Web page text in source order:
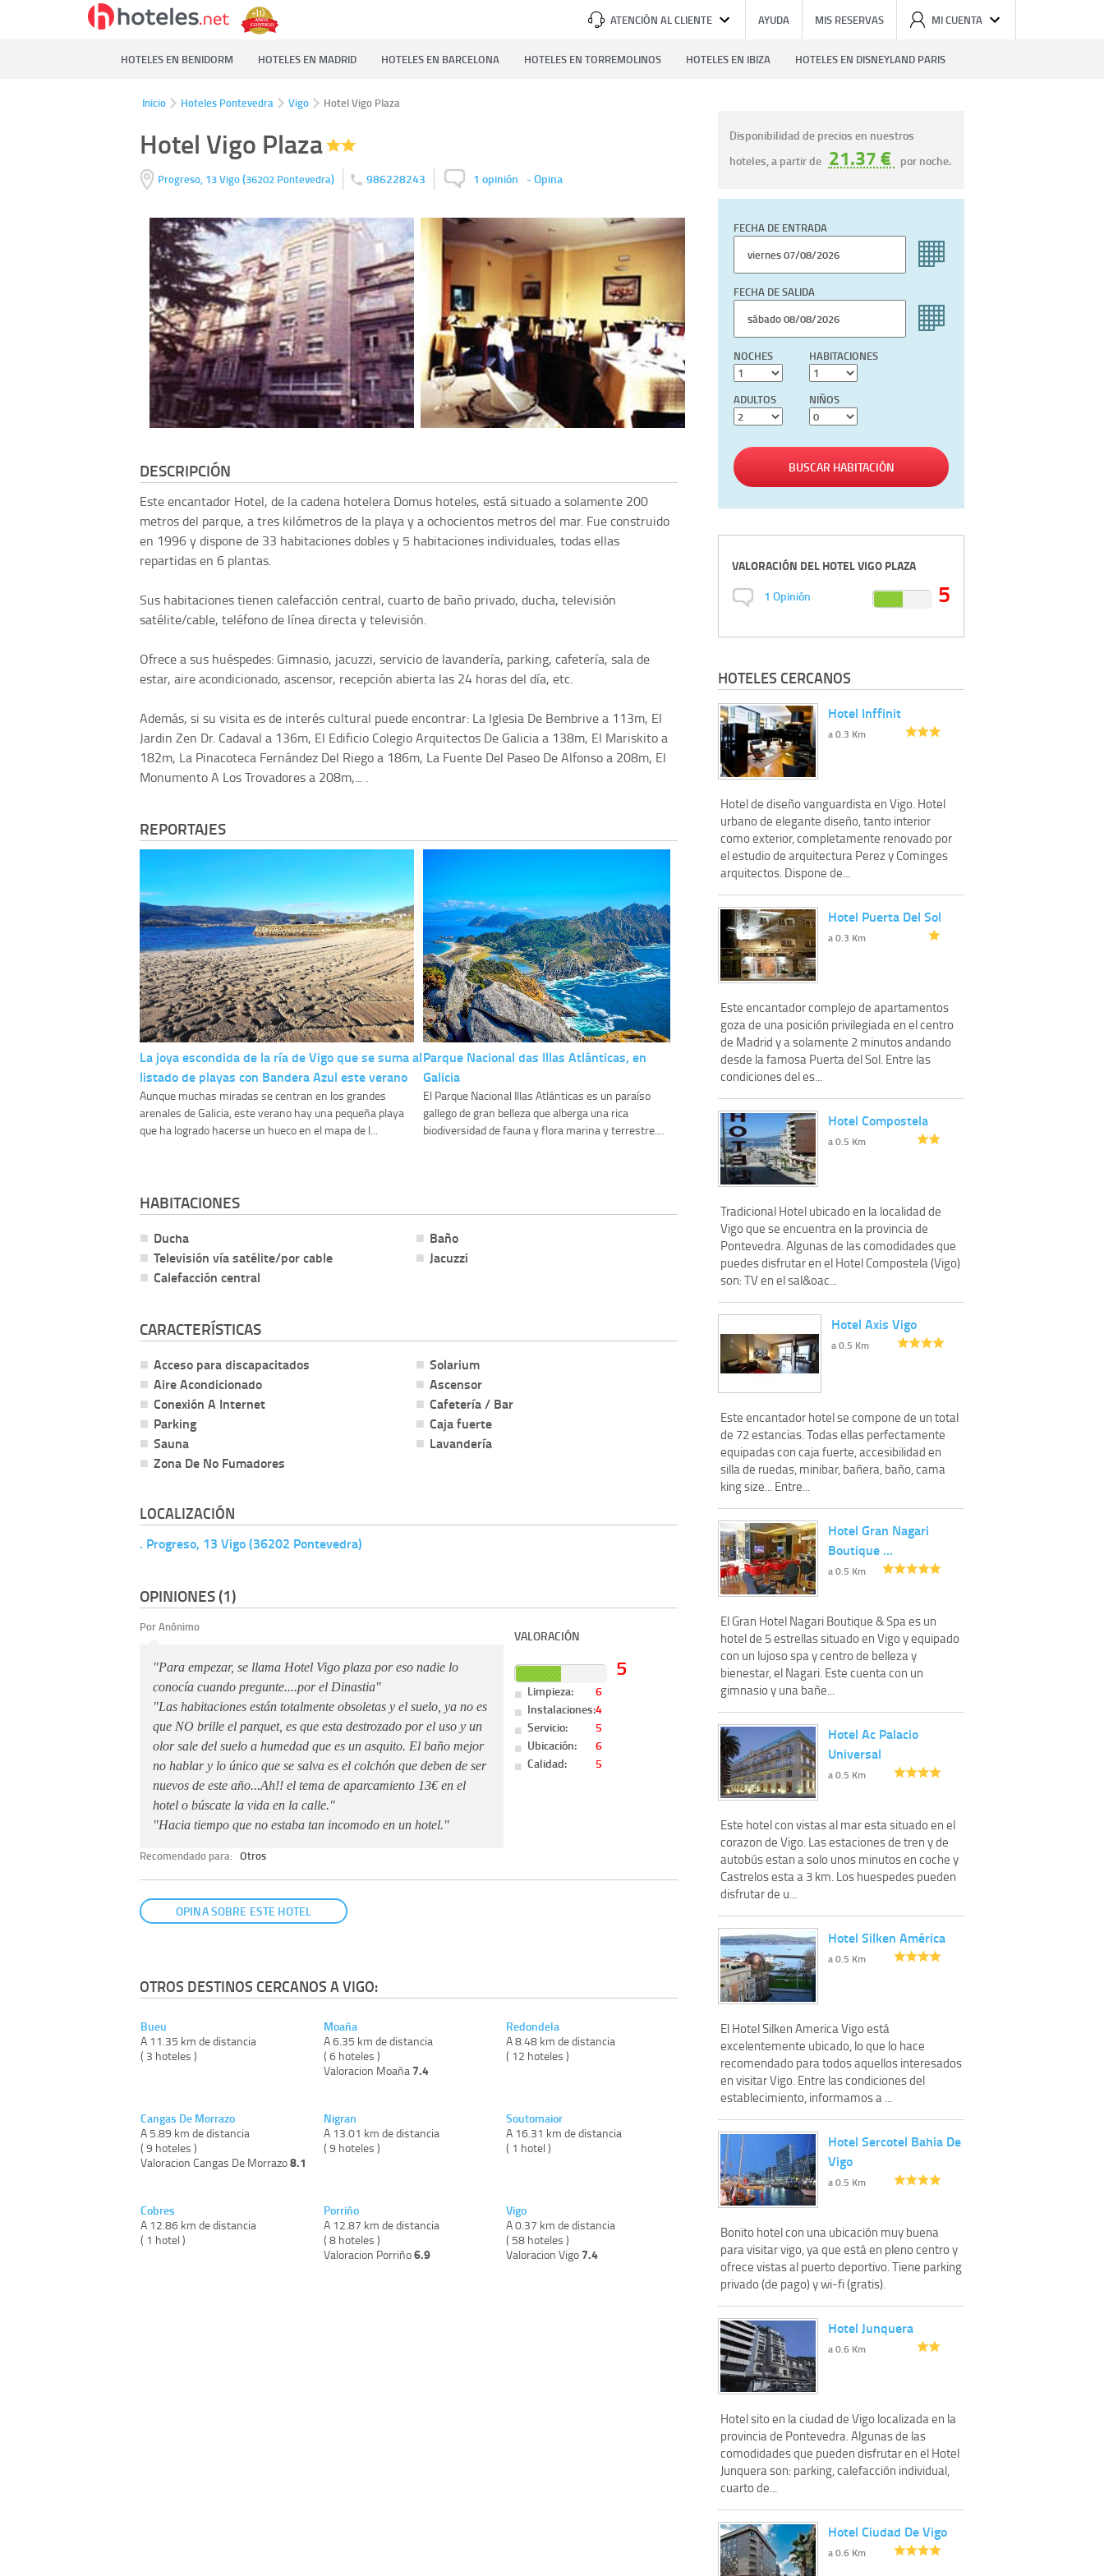
ATENCIÓN AL CLIENTE AYUDA MIS RESERVAS MI CUENTA
HOTELES EN BENIDORM HOTELES EN MADRID HOTELES EN BARCELONA HOTELES EN TORREMOLINOS HOTELES EN IBIZA HOTELES EN DISNEYLAND PARIS
Inicio Hoteles Pontevedra Vigo Hotel Vigo Plaza
Hotel Vigo Plaza
Progreso, 13Vigo(36202 Pontevedra) 986228243 1 opinión -Opina
DESCRIPCIÓN
Este encantador Hotel, de la cadena hotelera Domus hoteles, está situado a solamente 200
metros del parque, a tres kilómetros de la playa y a ochocientos metros del mar. Fue construido
en 1996 y dispone de 33 habitaciones dobles y 5 habitaciones individuales, todas ellas
repartidas en 6 plantas.
Sus habitaciones tienen calefacción central, cuarto de baño privado, ducha, televisión
satélite/cable, teléfono de línea directa y televisión.
Ofrece a sus huéspedes: Gimnasio, jacuzzi, servicio de lavandería, parking, cafetería, sala de
estar, aire acondicionado, ascensor, recepción abierta las 24 horas del día, etc.
Además, si su visita es de interés cultural puede encontrar: La Iglesia De Bembrive a 113m, El
Jardin Zen Dr. Cadaval a 136m, El Edificio Colegio Arquitectos De Galicia a 138m, El Mariskito a
182m, La Pinacoteca Fernández Del Riego a 186m, La Fuente Del Paseo De Alfonso a 208m, El
Monumento A Los Trovadores a 208m,... .
REPORTAJES
La joya escondida de la ría de Vigo que se suma al
listado de playas con Bandera Azul este verano
Aunque muchas miradas se centran en los grandes
arenales de Galicia, este verano hay una pequeña playa
que ha logrado hacerse un hueco en el mapa de l...
Parque Nacional das Illas Atlánticas, en
Galicia
El Parque Nacional Illas Atlánticas es un paraíso
gallego de gran belleza que alberga una rica
biodiversidad de fauna y flora marina y terrestre....
HABITACIONES
Ducha
Televisión vía satélite/por cable
Calefacción central
Baño
Jacuzzi
CARACTERÍSTICAS
Acceso para discapacitados
Aire Acondicionado
Conexión A Internet
Parking
Sauna
Zona De No Fumadores
Solarium
Ascensor
Cafetería / Bar
Caja fuerte
Lavandería
LOCALIZACIÓN
. Progreso, 13 Vigo (36202 Pontevedra)
OPINIONES (1)
Por Anónimo
"Para empezar, se llama Hotel Vigo plaza por eso nadie lo
conocía cuando pregunte....por el Dinastia"
"Las habitaciones están totalmente obsoletas y el suelo, ya no es
que NO brille el parquet, es que esta destrozado por el uso y un
olor sale del suelo a humedad que es un asquito. El baño mejor
no hablar y lo único que se salva es el colchón que deben de ser
nuevos de este año...Ah!! el tema de aparcamiento 13€ en el
hotel o búscate la vida en la calle."
"Hacia tiempo que no estaba tan incomodo en un hotel."
Recomendado para: Otros
VALORACIÓN
5
Limpieza:
6
Instalaciones:4
Servicio:
5
Ubicación:
6
Calidad:
5
OPINA SOBRE ESTE HOTEL
OTROS DESTINOS CERCANOS A VIGO:
Bueu
A 11.35 km de distancia
( 3 hoteles )
Cangas De Morrazo
A 5.89 km de distancia
( 9 hoteles )
Valoracion Cangas De Morrazo8.1
Cobres
A 12.86 km de distancia
( 1 hotel )
Moaña
A 6.35 km de distancia
( 6 hoteles )
Valoracion Moaña 7.4
Nigran
A 13.01 km de distancia
( 9 hoteles )
Porriño
A 12.87 km de distancia
( 8 hoteles )
Valoracion Porriño6.9
Redondela
A 8.48 km de distancia
( 12 hoteles )
Soutomaior
A 16.31 km de distancia
( 1 hotel )
Vigo
A 0.37 km de distancia
( 58 hoteles )
Valoracion Vigo 7.4
Disponibilidad de precios en nuestros
hoteles, a partir de 21.37 € por noche.
FECHA DE ENTRADA
FECHA DE SALIDA
NOCHES HABITACIONES
ADULTOS NIÑOS
BUSCAR HABITACIÓN
VALORACIÓN DELHOTEL VIGO PLAZA
1 Opinión 5
HOTELES CERCANOS
Hotel Inffinit
a 0.3 Km
Hotel de diseño vanguardista en Vigo. Hotel
urbano de elegante diseño, tanto interior
como exterior, completamente renovado por
el estudio de arquitectura Perez y Cominges
arquitectos. Dispone de...
Hotel Puerta Del Sol
a 0.3 Km
Este encantador complejo de apartamentos
goza de una posición privilegiada en el centro
de Madrid y a solamente 2 minutos andando
desde la famosa Puerta del Sol. Entre las
condiciones del es...
Hotel Compostela
a 0.5 Km
Tradicional Hotel ubicado en la localidad de
Vigo que se encuentra en la provincia de
Pontevedra. Algunas de las comodidades que
puedes disfrutar en el Hotel Compostela (Vigo)
son: TV en el sal&oac...
Hotel Axis Vigo
a 0.5 Km
Este encantador hotel se compone de un total
de 72 estancias. Todas ellas perfectamente
equipadas con caja fuerte, accesibilidad en
silla de ruedas, minibar, bañera, baño, cama
king size... Entre...
Hotel Gran Nagari
Boutique …
a 0.5 Km
El Gran Hotel Nagari Boutique & Spa es un
hotel de 5 estrellas situado en Vigo y equipado
con un lujoso spa y centro de belleza y
bienestar, el Nagari. Este cuenta con un
gimnasio y una bañe...
Hotel Ac Palacio
Universal
a 0.5 Km
Este hotel con vistas al mar esta situado en el
corazon de Vigo. Las estaciones de tren y de
autobús estan a solo unos minutos en coche y
Castrelos esta a 3 km. Los huespedes pueden
disfrutar de u...
Hotel Silken América
a 0.5 Km
El Hotel Silken America Vigo está
excelentemente ubicado, lo que lo hace
recomendado para todos aquellos interesados
en visitar Vigo. Entre las condiciones del
establecimiento, informamos a ...
Hotel Sercotel Bahia De
Vigo
a 0.5 Km
Bonito hotel con una ubicación muy buena
para visitar vigo, ya que está en pleno centro y
ofrece vistas al puerto deportivo. Tiene parking
privado (de pago) y wi-fi (gratis).
Hotel Junquera
a 0.6 Km
Hotel sito en la ciudad de Vigo localizada en la
provincia de Pontevedra. Algunas de las
comodidades que pueden disfrutar en el Hotel
Junquera son: parking, calefacción individual,
cuarto de...
Hotel Ciudad De Vigo
a 0.6 Km